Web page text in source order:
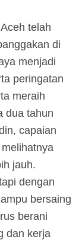
telah
di
menjadi
peringatan
meraih
dua tahun
capaian
jauh.
dengan
bersaing
berani
dan kerja